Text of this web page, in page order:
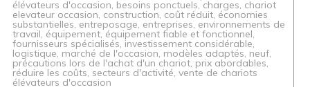
élévateurs d'occasion, besoins ponctuels,charges, chariot
elevateur occasion, construction, coût réduit, économies
substantielles, entreposage, entreprises, environnements de
travail, équipement,équipement fiable et fonctionnel,
fournisseurs spécialisés, investissement considérable,
logistique, marché de l'occasion, modèles adaptés, neuf,
précautions lors de l'achat d'un chariot, prix abordables,
réduire les coûts, secteurs d'activité, vente de chariots
élévateurs d'occasion